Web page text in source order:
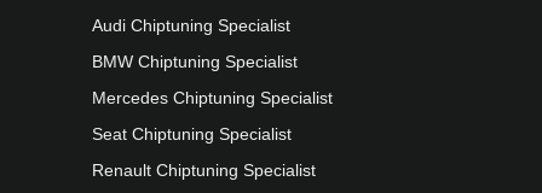
Audi Chiptuning Specialist
BMW Chiptuning Specialist
Mercedes Chiptuning Specialist
Seat Chiptuning Specialist
Renault Chiptuning Specialist